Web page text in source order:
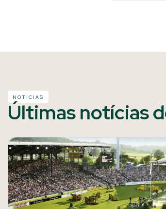
NOTÍCIAS
Últimas notícias